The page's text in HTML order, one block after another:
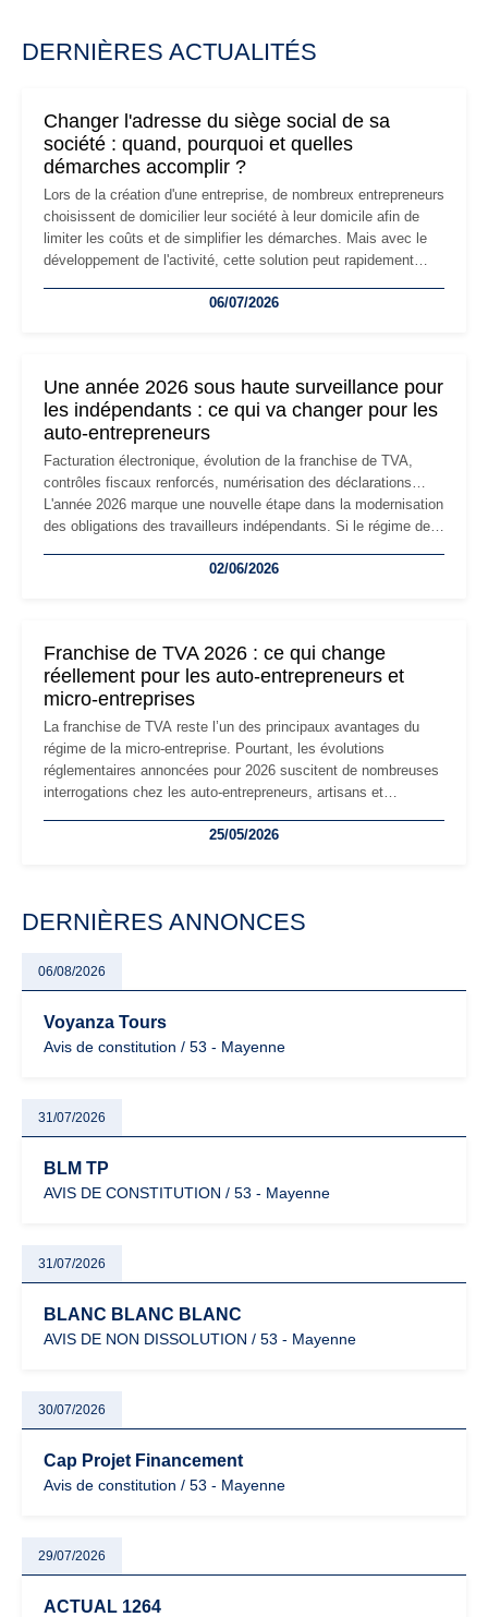
DERNIÈRES ACTUALITÉS
Changer l'adresse du siège social de sa
société : quand, pourquoi et quelles
démarches accomplir ?
Lors de la création d'une entreprise, de nombreux entrepreneurs
choisissent de domicilier leur société à leur domicile afin de
limiter les coûts et de simplifier les démarches. Mais avec le
développement de l'activité, cette solution peut rapidement
professionnels, recrutement, image de marque… Le
06/07/2026
Une année 2026 sous haute surveillance pour
les indépendants : ce qui va changer pour les
auto-entrepreneurs
Facturation électronique, évolution de la franchise de TVA,
contrôles fiscaux renforcés, numérisation des déclarations…
L'année 2026 marque une nouvelle étape dans la modernisation
des obligations des travailleurs indépendants. Si le régime de
les auto-entrepreneurs devront s'adapter à un environnement
02/06/2026
Franchise de TVA 2026 : ce qui change
réellement pour les auto-entrepreneurs et
micro-entreprises
La franchise de TVA reste l’un des principaux avantages du
régime de la micro-entreprise. Pourtant, les évolutions
réglementaires annoncées pour 2026 suscitent de nombreuses
interrogations chez les auto-entrepreneurs, artisans et
facturation ou risque de bascule vers la TVA : les règles
25/05/2026
DERNIÈRES ANNONCES
06/08/2026
Voyanza Tours
Avis de constitution / 53 - Mayenne
31/07/2026
BLM TP
AVIS DE CONSTITUTION / 53 - Mayenne
31/07/2026
BLANC BLANC BLANC
AVIS DE NON DISSOLUTION / 53 - Mayenne
30/07/2026
Cap Projet Financement
Avis de constitution / 53 - Mayenne
29/07/2026
ACTUAL 1264